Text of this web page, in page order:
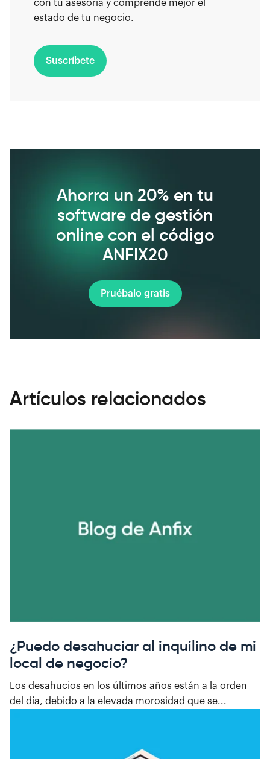
con tu asesoría y comprende mejor el
estado de tu negocio.
Suscríbete
Ahorra un 20% en tu
software de gestión
online con el código
ANFIX20
Pruébalo gratis
Artículos relacionados
¿Puedo desahuciar al inquilino de mi
local de negocio?
Los desahucios en los últimos años están a la orden
del día, debido a la elevada morosidad que se...